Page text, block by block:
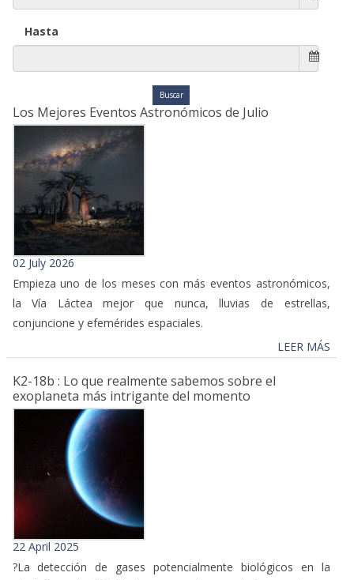
Hasta
Los Mejores Eventos Astronómicos de Julio
02 July 2026
Empieza uno de los meses con más eventos astronómicos,
la Vía Láctea mejor que nunca, lluvias de estrellas,
conjuncione y efemérides espaciales.
LEER MÁS
K2-18b : Lo que realmente sabemos sobre el
exoplaneta más intrigante del momento
22 April 2025
?La detección de gases potencialmente biológicos en la